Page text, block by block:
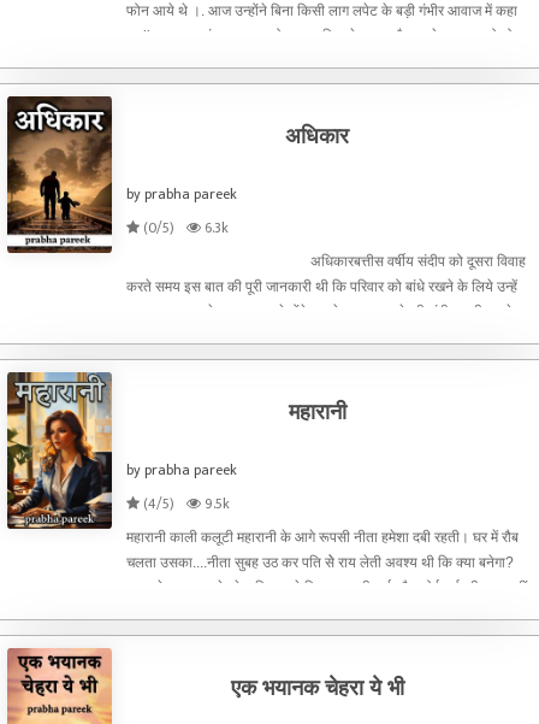
फोन आये थे ।. आज उन्होंने बिना किसी लाग लपेट के बड़ी गंभीर आवाज में कहा
था ’’जाकर घर संभाल आना, जो सामान ठिकाने लगाना है लगा देना, घर चाहो तो
अधिकार
by prabha pareek
(0/5)
6.3k
अधिकारबत्तीस वर्षीय संदीप को दूसरा विवाह
करते समय इस बात की पूरी जानकारी थी कि परिवार को बांधे रखने के लिये उन्हें
कुछ अलग तरह के प्रयत्न करने होंगे। सारे प्रयास करके भी संदीप कभी अपने
महारानी
by prabha pareek
(4/5)
9.5k
महारानी काली कलूटी महारानी के आगे रूपसी नीता हमेशा दबी रहती। घर में रौब
चलता उसका....नीता सुबह उठ कर पति सेे राय लेती अवश्य थी कि क्या बनेगा?
कब बनेगा... पर उसे पूरे अधिकार से निरस्त करती बाई और कोई तर्क भी काम नहीं
एक भयानक चेहरा ये भी